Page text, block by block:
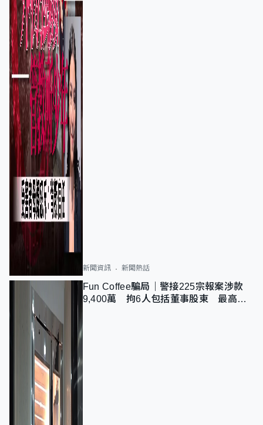
新聞資訊 新聞熱話
Fun Coffee騙局｜警接225宗報案涉款
9,400萬 拘6人包括董事股東 最高金